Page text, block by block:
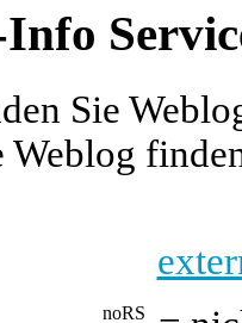
Sie
Weblog